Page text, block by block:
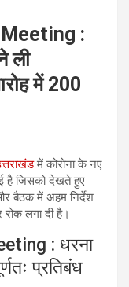
:
ली
में 200
में कोरोना के नए
है जिसको देखते हुए
बैठक में अहम निर्देश
लगा दी है।
: धरना
प्रतिबंध